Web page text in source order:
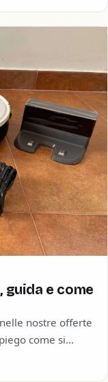
guida e come
nostre offerte
come si